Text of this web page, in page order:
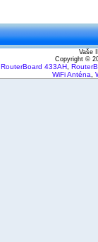
Vaše
Copyright ©
RouterBoard 433AH
WiFi Anténa